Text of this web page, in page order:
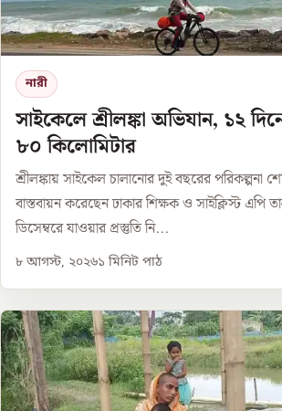
নারী
সাইকেলে শ্রীলঙ্কা অভিযান, ১২
৮০ কিলোমিটার
শ্রীলঙ্কায় সাইকেল চালানোর দুই বছরের পরিকল্পনা
বাস্তবায়ন করেছেন ঢাকার শিক্ষক ও সাইক্লিস্ট এপি
ডিসেম্বরে যাওয়ার প্রস্তুতি নি...
৮ আগস্ট, ২০২৬১ মিনিট পাঠ